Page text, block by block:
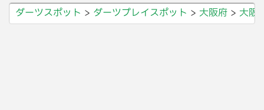
ダーツスポット ダーツプレイスポット 大阪府 大阪